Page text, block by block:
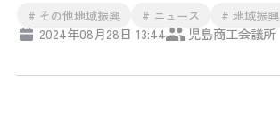
融資制度・補助金
# その他地域振興 # ニュース # 地域振興
2024年08月28日 13:44 児島商工会議所